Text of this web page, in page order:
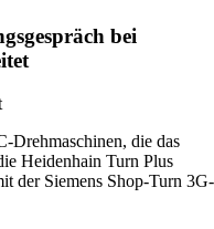
bei
Drehmaschinen, die das
Heidenhain Turn Plus
der Siemens Shop-Turn 3G-